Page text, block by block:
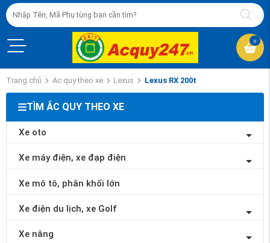
0
Trang chủ Ac quy theo xe Lexus Lexus RX 200t
TÌM ẮC QUY THEO XE
Xe oto
Xe máy điện, xe đạp điện
Xe mô tô, phân khối lớn
Xe điện du lịch, xe Golf
Xe nâng